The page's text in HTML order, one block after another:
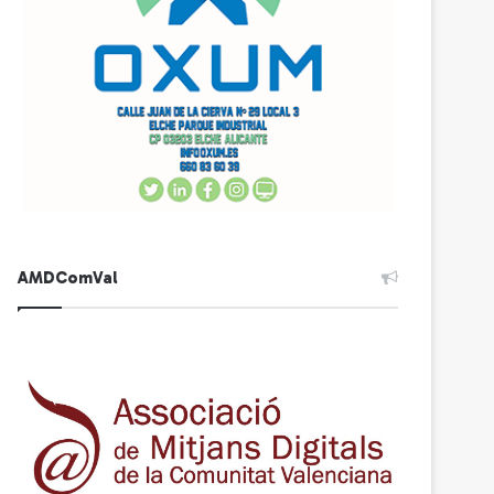
AMDComVal